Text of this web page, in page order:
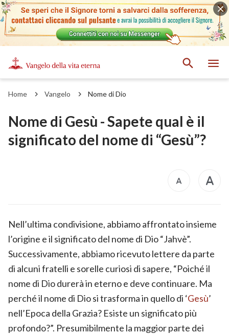
Home Vangelo Nome di Dio
Nome di Gesù - Sapete qual è il
significato del nome di “Gesù”?
Nell’ultima condivisione, abbiamo affrontato insieme
l’origine e il significato del nome di Dio “Jahvè”.
Successivamente, abbiamo ricevuto lettere da parte
di alcuni fratelli e sorelle curiosi di sapere, “Poiché il
nome di Dio durerà in eterno e deve continuare. Ma
perché il nome di Dio si trasforma in quello di ‘Gesù’
nell’Epoca della Grazia? Esiste un significato più
profondo?”. Presumibilmente la maggior parte dei